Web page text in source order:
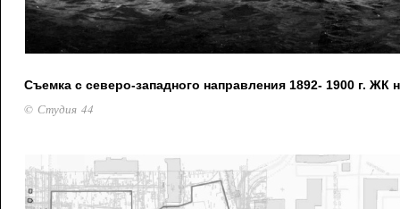
Съемка с северо-западного направления 1892- 1900 г. ЖК
© Студия 44